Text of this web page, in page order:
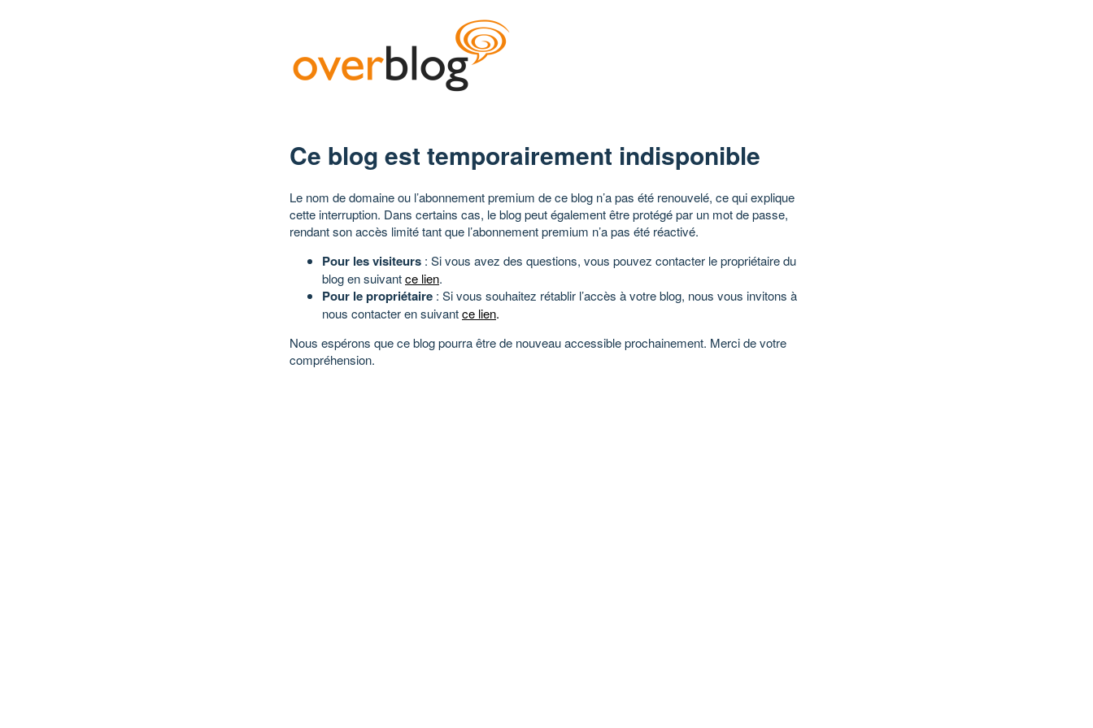
Ce blog est temporairement indisponible
Le nom de domaine ou l’abonnement premium de ce blog n’a pas été renouvelé, ce qui explique
cette interruption. Dans certains cas, le blog peut également être protégé par un mot de passe,
rendant son accès limité tant que l’abonnement premium n’a pas été réactivé.
Pour les visiteurs : Si vous avez des questions, vous pouvez contacter le propriétaire du
blog en suivantce lien.
Pour le propriétaire : Si vous souhaitez rétablir l’accès à votre blog, nous vous invitons à
nous contacter en suivantce lien.
Nous espérons que ce blog pourra être de nouveau accessible prochainement. Merci de votre
compréhension.